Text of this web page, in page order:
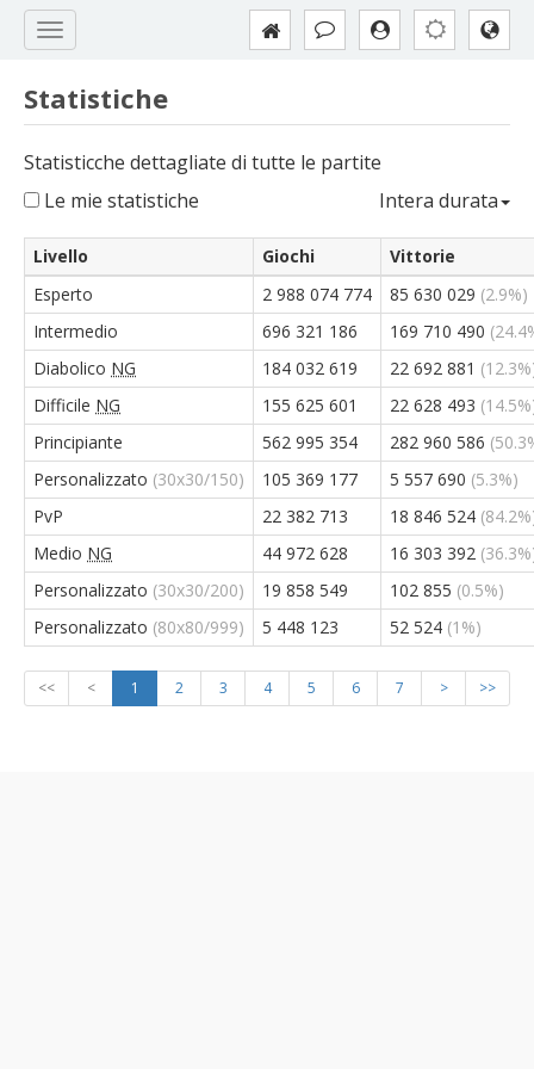
Statistiche
Statisticche dettagliate di tutte le partite
Le mie statistiche
Intera durata
Livello Giochi
Vittorie
Esperto
2 988 074 774 85 630 029 (2.9%)
Intermedio
696 321 186 169 710 490
Diabolico NG 184 032 619 22 692 881
Difficile NG 155 625 601 22 628 493
Principiante
562 995 354 282 960 586
Personalizzato (30x30/150) 105 369 177 5 557 690 (5.3%)
PvP
22 382 713 18 846 524
Medio NG 44 972 628 16 303 392
Personalizzato (30x30/200) 19 858 549 102 855 (0.5%)
Personalizzato (80x80/999) 5 448 123 52 524 (1%)
<< < 1 2 3 4 5 6 7 > >>